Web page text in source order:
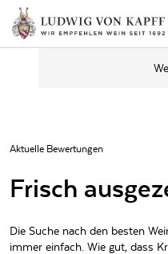
Aktuelle Bewertungen
Frisch
Die Suche nach den besten
immer einfach. Wie gut, dass